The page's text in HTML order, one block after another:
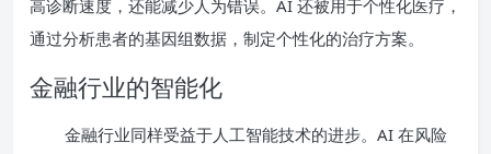
高诊断速度，还能减少人为错误。AI 还被用于个性化医疗，
通过分析患者的基因组数据，制定个性化的治疗方案。
金融行业的智能化
金融行业同样受益于人工智能技术的进步。AI 在风险